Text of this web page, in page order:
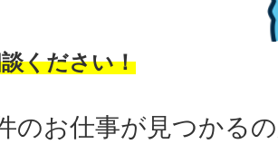
ください！
のお仕事が見つかる